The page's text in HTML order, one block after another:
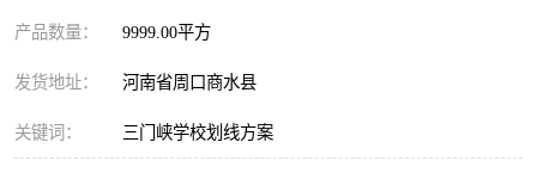
产品数量： 9999.00平方
发货地址： 河南省周口商水县
关键词： 三门峡学校划线方案